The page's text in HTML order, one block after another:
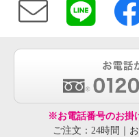
※お電話番号のお掛
ご注文：24時間｜